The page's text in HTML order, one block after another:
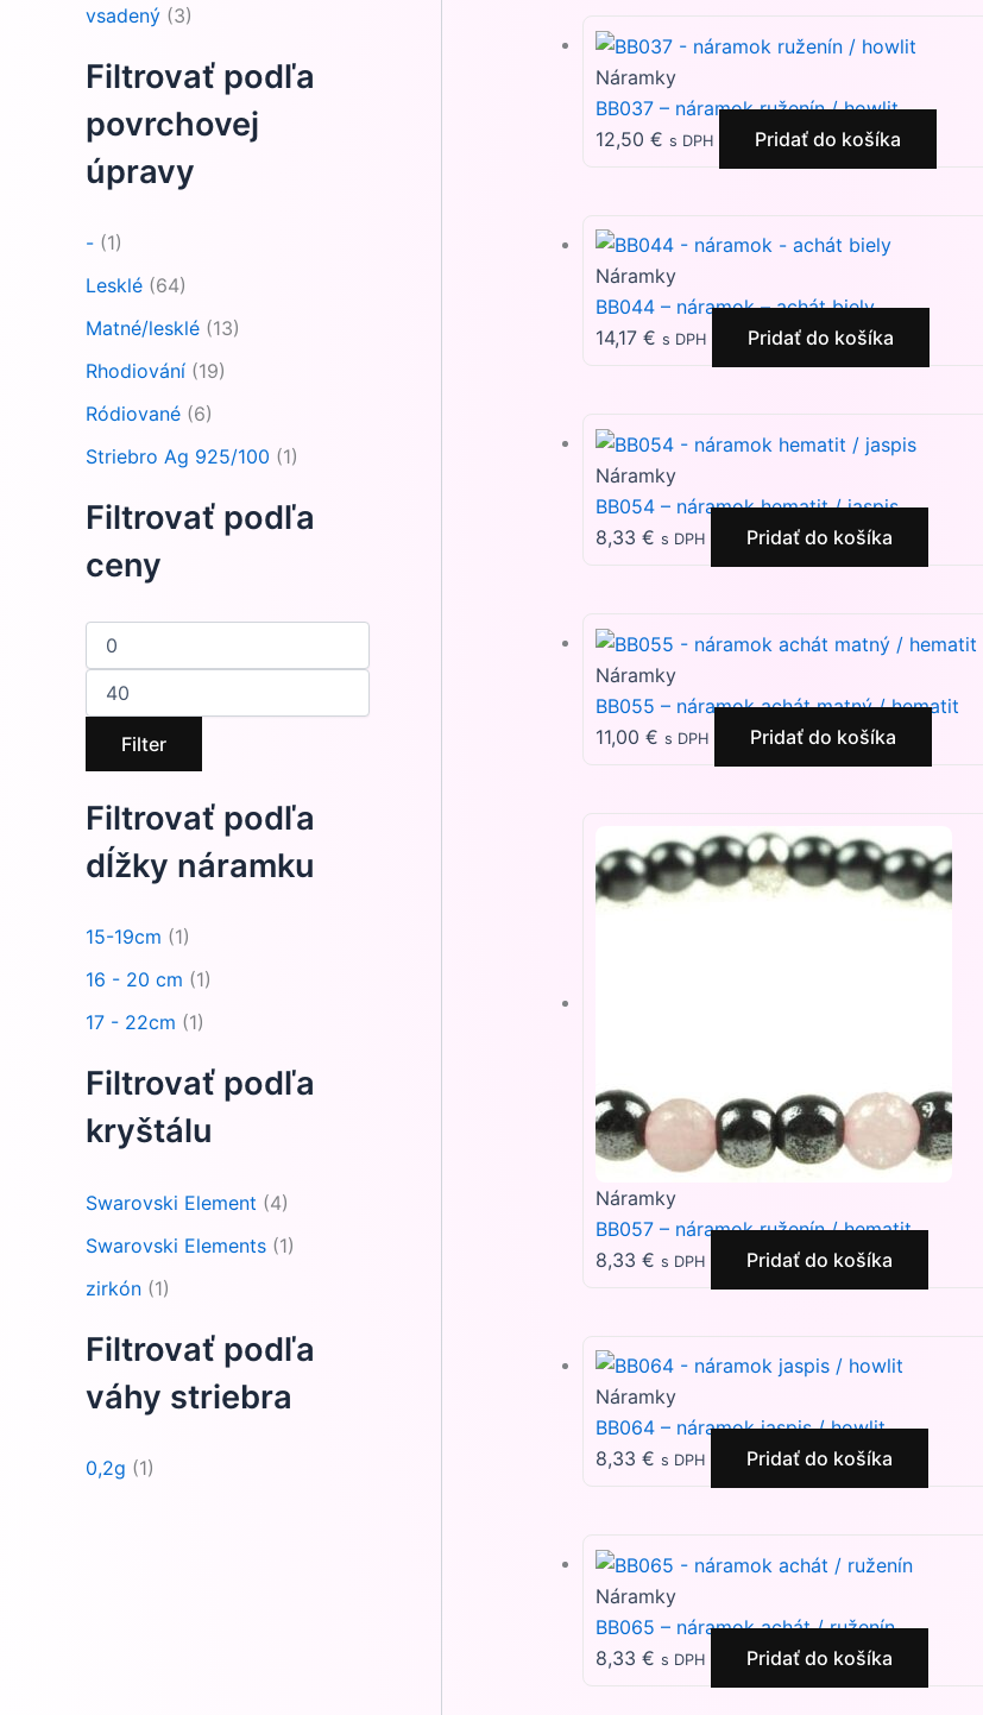
vsadený (3)
Filtrovať podľa
povrchovej
úpravy
- (1)
Lesklé (64)
Matné/lesklé (13)
Rhodiování (19)
Ródiované (6)
Striebro Ag 925/100 (1)
Filtrovať podľa
ceny
Filter
Filtrovať podľa
dĺžky náramku
15-19cm (1)
16 - 20 cm (1)
17 - 22cm (1)
Filtrovať podľa
kryštálu
Swarovski Element (4)
Swarovski Elements (1)
zirkón (1)
Filtrovať podľa
váhy striebra
0,2g (1)
Náramky
BB037 – náramok ruženín / howlit
12,50 € s DPH Pridať do košíka
Náramky
BB044 – náramok – achát biely
14,17 € s DPH Pridať do košíka
Náramky
BB054 – náramok hematit / jaspis
8,33 € s DPH Pridať do košíka
Náramky
BB055 – náramok achát matný / hematit
11,00 € s DPH Pridať do košíka
Náramky
BB057 – náramok ruženín / hematit
8,33 € s DPH Pridať do košíka
Náramky
BB064 – náramok jaspis / howlit
8,33 € s DPH Pridať do košíka
Náramky
BB065 – náramok achát / ruženín
8,33 € s DPH Pridať do košíka